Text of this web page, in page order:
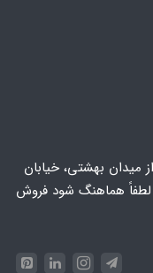
میدان بهشتی، خیابان
لطفاً هماهنگ شود فروش